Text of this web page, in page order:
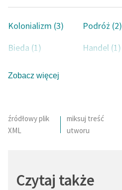
Kolonializm (3)
Podróż (2)
Bieda (1)
Handel (1)
Bogactwo (1)
Ciało (1)
Smutek (1)
Obcy (1)
Teatr (1)
Seks (1)
Władza (1)
Zobacz więcej
źródłowy plik
XML
miksuj treść
utworu
Czytaj także